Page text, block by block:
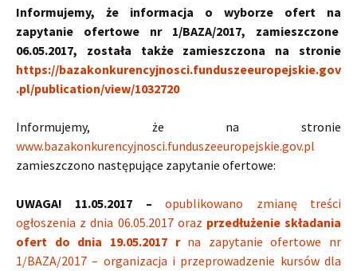
Informujemy, że informacja o wyborze ofert na
zapytanie ofertowe nr 1/BAZA/2017, zamieszczone
06.05.2017, została także zamieszczona na stronie
https://bazakonkurencyjnosci.funduszeeuropejskie.gov
.pl/publication/view/1032720
Informujemy, że na stronie
www.bazakonkurencyjnosci.funduszeeuropejskie.gov.pl
zamieszczono następujące zapytanie ofertowe:
UWAGA! 11.05.2017 –
opublikowano zmianę treści
ogłoszenia z dnia 06.05.2017 oraz przedłużenie składania
ofert do dnia 19.05.2017 rna zapytanie ofertowe nr
1/BAZA/2017 – organizacja i przeprowadzenie kursów dla